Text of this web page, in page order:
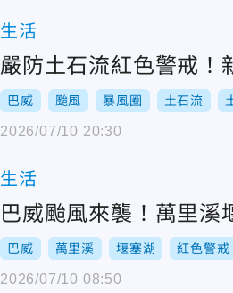
生活
嚴防土石流紅色警戒！
巴威 颱風 暴風圈 土石流
2026/07/10 20:30
生活
巴威颱風來襲！萬里
巴威 萬里溪 堰塞湖 紅色警戒
2026/07/10 08:50